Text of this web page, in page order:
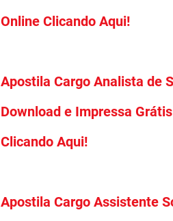
Online Clicando Aqui!
Apostila Cargo Analista de
Download e Impressa
Clicando Aqui!
Apostila Cargo Assistente